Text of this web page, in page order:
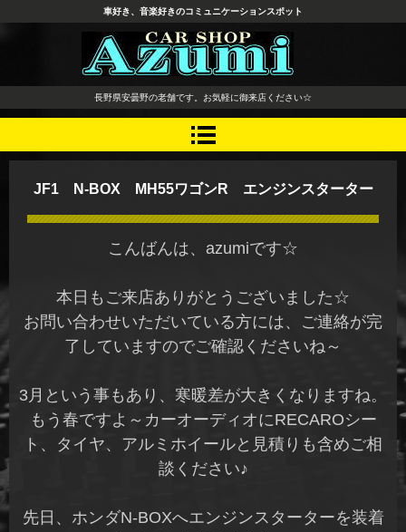
長野県 安曇野市 タイヤ ホ
イール デッドニング カーオ
ーディオ レカロシート
車好き、音楽好きのコミュニケーションスポット
長野県安曇野の老舗です。お気軽に御来店ください☆
JF1 N-BOX MH55ワゴンR エンジンスターター
こんばんは、azumiです☆
本日もご来店ありがとうございました☆
お問い合わせいただいている方には、ご連絡が完
了していますのでご確認くださいね～
3月という事もあり、寒暖差が大きくなりますね。
もう春ですよ～カーオーディオにRECAROシー
ト、タイヤ、アルミホイールと見積りも含めご相
談ください♪
先日、ホンダN-BOXへエンジンスターターを装着